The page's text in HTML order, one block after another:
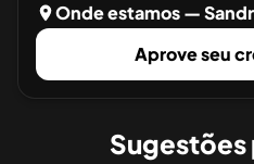
Onde estamos—
Aprove seu
Sugestões